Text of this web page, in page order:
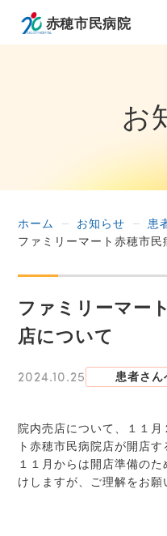
お
ホーム お知らせ
患
ファミリーマート赤穂市
ファミリーマー
店について
2024.10.25 患者さん
院内売店について、１１
ト赤穂市民病院店が開店す
１１月からは開店準備の
けしますが、ご理解をお願